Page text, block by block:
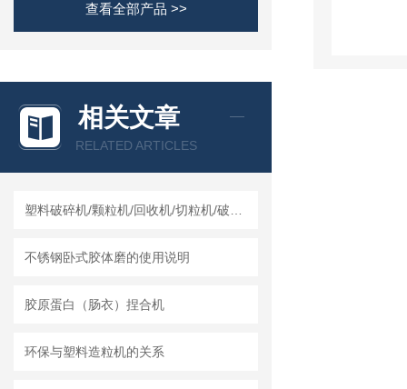
查看全部产品 >>
相关文章
RELATED ARTICLES
不锈钢卧式胶体磨的使用说明
胶原蛋白（肠衣）捏合机
环保与塑料造粒机的关系